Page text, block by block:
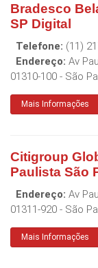
Bradesco
SP Digital
Telefone: (11)
Endereço: Av
01310-100 - São
Mais Informações
Citigroup
Paulista São
Endereço: Av
01311-920 - São
Mais Informações